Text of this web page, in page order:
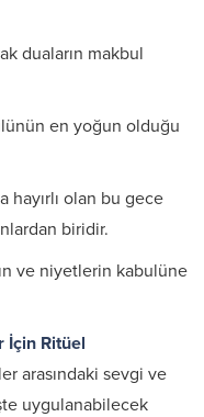
duaların makbul
en yoğun olduğu
hayırlı olan bu gece
biridir.
ve niyetlerin kabulüne
İçin Ritüel
arasındaki sevgi ve
uygulanabilecek